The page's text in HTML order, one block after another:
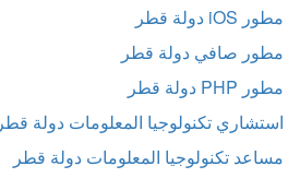
مطور iOS دولة قطر
مطور صافي دولة قطر
مطور PHP دولة قطر
استشاري تكنولوجيا المعلومات دولة قطر
مساعد تكنولوجيا المعلومات دولة قطر